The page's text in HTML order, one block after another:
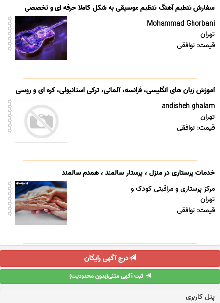
سفارش تنطیم آهنگ تنظیم موسیقی به شکل کاملا حرفه ای و تخصصی
Mohammad Ghorbani
تهران
قیمت: توافقی
آموزش زبان های انگلیسی، فرانسه، آلمانی، ترکی استانبولی، کره ای و روسی
andisheh ghalam
تهران
قیمت: توافقی
خدمات پرستاری در منزل ، پرستار سالمند ، همدم سالمند
مرکز پرستاری و مراقبتی کودک و
تهران
قیمت: توافقی
درج آگهی رایگان
ثبت آگهی متنی(بدون محدودیت)
پنل کاربری